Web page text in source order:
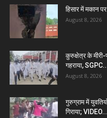
हिसार में मकान
August 8, 2026
कुरुक्षेत्र के मीरी-
गहराया,
August 8, 2026
गुरुग्राम में
गिराया; VIDEO...